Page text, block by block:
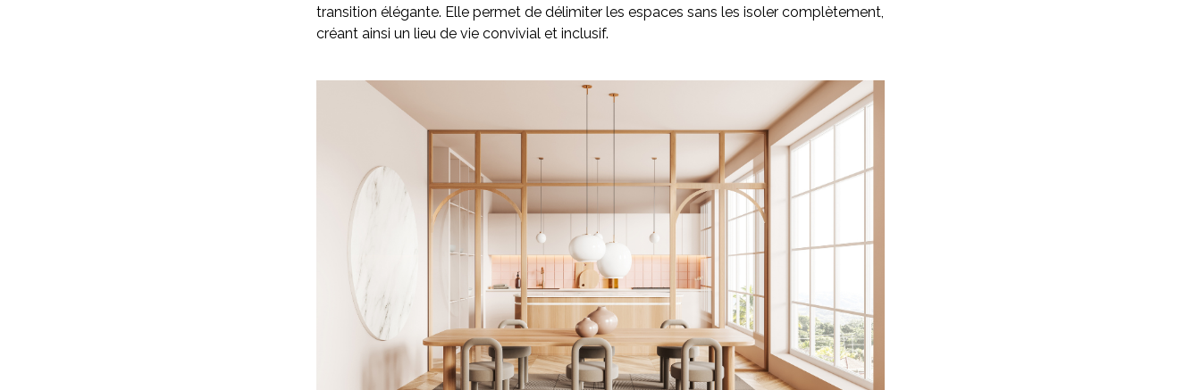
transition élégante. Elle permet de délimiter les espaces sans les isoler complètement,
créant ainsi un lieu de vie convivial et inclusif.